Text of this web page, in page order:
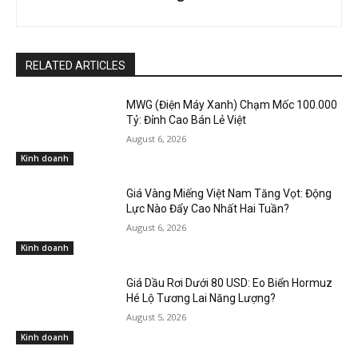
RELATED ARTICLES
Kinh doanh
MWG (Điện Máy Xanh) Chạm Mốc 100.000
Tỷ: Đỉnh Cao Bán Lẻ Việt
August 6, 2026
Kinh doanh
Giá Vàng Miếng Việt Nam Tăng Vọt: Động
Lực Nào Đẩy Cao Nhất Hai Tuần?
August 6, 2026
Kinh doanh
Giá Dầu Rơi Dưới 80 USD: Eo Biển Hormuz
Hé Lộ Tương Lai Năng Lượng?
August 5, 2026